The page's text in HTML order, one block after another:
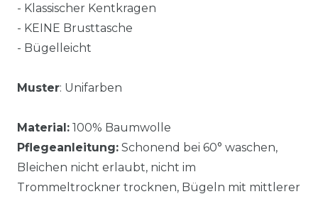
- Klassischer Kentkragen
- KEINE Brusttasche
- Bügelleicht
Muster: Unifarben
Material: 100% Baumwolle
Pflegeanleitung: Schonend bei 60° waschen,
Bleichen nicht erlaubt, nicht im
Trommeltrockner trocknen, Bügeln mit mittlerer